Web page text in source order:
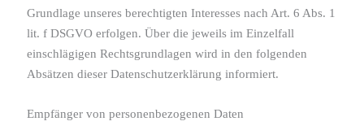
Grundlage unseres berechtigten Interesses nach Art. 6 Abs. 1
lit. f DSGVO erfolgen. Über die jeweils im Einzelfall
einschlägigen Rechtsgrundlagen wird in den folgenden
Absätzen dieser Datenschutzerklärung informiert.
Empfänger von personenbezogenen Daten